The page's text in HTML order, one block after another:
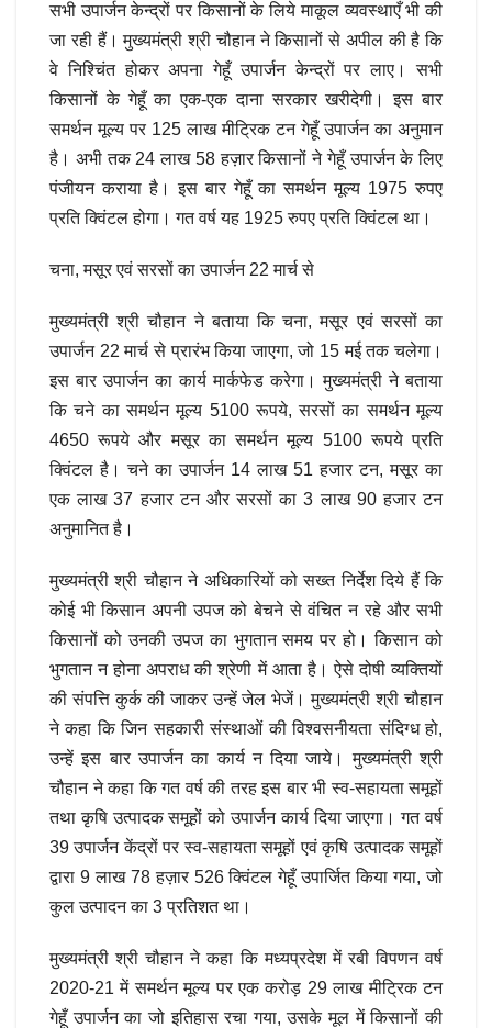
सभी उपार्जन केन्द्रों पर किसानों के लिये माकूल व्यवस्थाएँ भी की
जा रही हैं। मुख्यमंत्री श्री चौहान ने किसानों से अपील की है कि
वे निश्चिंत होकर अपना गेहूँ उपार्जन केन्द्रों पर लाए। सभी
किसानों के गेहूँ का एक-एक दाना सरकार खरीदेगी। इस बार
समर्थन मूल्य पर 125 लाख मीट्रिक टन गेहूँ उपार्जन का अनुमान
है। अभी तक 24 लाख 58 हज़ार किसानों ने गेहूँ उपार्जन के लिए
पंजीयन कराया है। इस बार गेहूँ का समर्थन मूल्य 1975 रुपए
प्रति क्विंटल होगा। गत वर्ष यह 1925 रुपए प्रति क्विंटल था।
चना, मसूर एवं सरसों का उपार्जन 22 मार्च से
मुख्यमंत्री श्री चौहान ने बताया कि चना, मसूर एवं सरसों का
उपार्जन 22 मार्च से प्रारंभ किया जाएगा, जो 15 मई तक चलेगा।
इस बार उपार्जन का कार्य मार्कफेड करेगा। मुख्यमंत्री ने बताया
कि चने का समर्थन मूल्य 5100 रूपये, सरसों का समर्थन मूल्य
4650 रूपये और मसूर का समर्थन मूल्य 5100 रूपये प्रति
क्विंटल है। चने का उपार्जन 14 लाख 51 हजार टन, मसूर का
एक लाख 37 हजार टन और सरसों का 3 लाख 90 हजार टन
अनुमानित है।
मुख्यमंत्री श्री चौहान ने अधिकारियों को सख्त निर्देश दिये हैं कि
कोई भी किसान अपनी उपज को बेचने से वंचित न रहे और सभी
किसानों को उनकी उपज का भुगतान समय पर हो। किसान को
भुगतान न होना अपराध की श्रेणी में आता है। ऐसे दोषी व्यक्तियों
की संपत्ति कुर्क की जाकर उन्हें जेल भेजें। मुख्यमंत्री श्री चौहान
ने कहा कि जिन सहकारी संस्थाओं की विश्वसनीयता संदिग्ध हो,
उन्हें इस बार उपार्जन का कार्य न दिया जाये। मुख्यमंत्री श्री
चौहान ने कहा कि गत वर्ष की तरह इस बार भी स्व-सहायता समूहों
तथा कृषि उत्पादक समूहों को उपार्जन कार्य दिया जाएगा। गत वर्ष
39 उपार्जन केंद्रों पर स्व-सहायता समूहों एवं कृषि उत्पादक समूहों
द्वारा 9 लाख 78 हज़ार 526 क्विंटल गेहूँ उपार्जित किया गया, जो
कुल उत्पादन का 3 प्रतिशत था।
मुख्यमंत्री श्री चौहान ने कहा कि मध्यप्रदेश में रबी विपणन वर्ष
2020-21 में समर्थन मूल्य पर एक करोड़ 29 लाख मीट्रिक टन
गेहूँ उपार्जन का जो इतिहास रचा गया, उसके मूल में किसानों की